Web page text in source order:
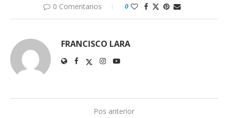
0 Comentarios 0
FRANCISCO LARA
Pos anterior